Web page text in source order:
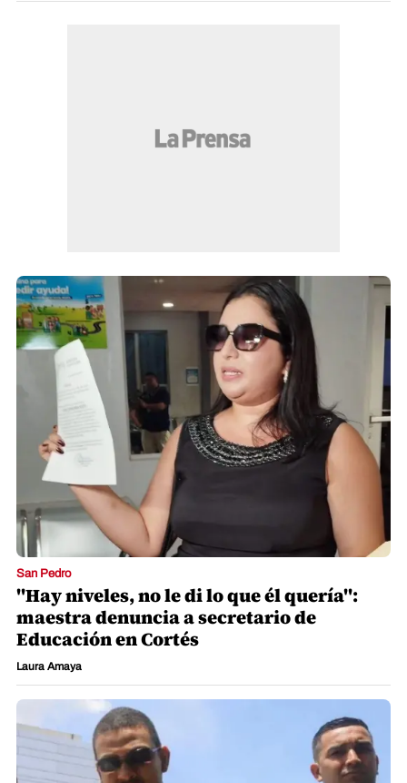
San Pedro
"Hay niveles, no le di lo que él quería":
maestra denuncia a secretario de
Educación en Cortés
Laura Amaya